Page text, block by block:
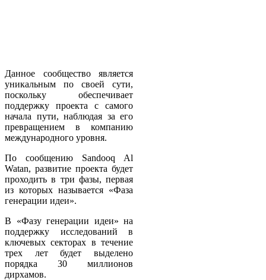
Данное сообщество является
уникальным по своей сути,
поскольку обеспечивает
поддержку проекта с самого
начала пути, наблюдая за его
превращением в компанию
международного уровня.
По сообщению Sandooq Al
Watan, развитие проекта будет
проходить в три фазы, первая
из которых называется «Фаза
генерации идеи».
В «Фазу генерации идеи» на
поддержку исследований в
ключевых секторах в течение
трех лет будет выделено
порядка 30 миллионов
дирхамов.